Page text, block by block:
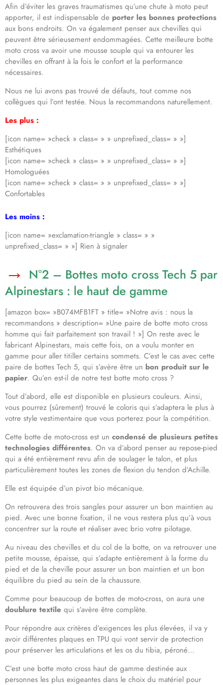
Afin d’éviter les graves traumatismes qu’une chute à moto peut
apporter, il est indispensable de porter les bonnes protections
aux bons endroits. On va également penser aux chevilles qui
peuvent être sérieusement endommagées. Cette meilleure botte
moto cross va avoir une mousse souple qui va entourer les
chevilles en offrant à la fois le confort et la performance
nécessaires.
Nous ne lui avons pas trouvé de défauts, tout comme nos
collègues qui l’ont testée. Nous la recommandons naturellement.
Les plus :
[icon name= »check » class= » » unprefixed_class= » »]
Esthétiques
[icon name= »check » class= » » unprefixed_class= » »]
Homologuées
[icon name= »check » class= » » unprefixed_class= » »]
Confortables
Les moins :
[icon name= »exclamation-triangle » class= » »
unprefixed_class= » »] Rien à signaler
N°2 – Bottes moto cross Tech 5 par
Alpinestars : le haut de gamme
[amazon box= »B074MFB1FT » title= »Notre avis : nous la
recommandons » description= »Une paire de botte moto cross
homme qui fait parfaitement son travail ! »] On reste avec le
fabricant Alpinestars, mais cette fois, on a voulu monter en
gamme pour aller titiller certains sommets. C’est le cas avec cette
paire de bottes Tech 5, qui s’avère être un bon produit sur le
papier. Qu’en est-il de notre test botte moto cross ?
Tout d’abord, elle est disponible en plusieurs couleurs. Ainsi,
vous pourrez (sûrement) trouvé le coloris qui s’adaptera le plus à
votre style vestimentaire que vous porterez pour la compétition.
Cette botte de moto-cross est un condensé de plusieurs petites
technologies différentes. On va d’abord penser au repose-pied
qui a été entièrement revu afin de soulager le talon, et plus
particulièrement toutes les zones de flexion du tendon d’Achille.
Elle est équipée d’un pivot bio mécanique.
On retrouvera des trois sangles pour assurer un bon maintien au
pied. Avec une bonne fixation, il ne vous restera plus qu’à vous
concentrer sur la route et réaliser avec brio votre pilotage.
Au niveau des chevilles et du col de la botte, on va retrouver une
petite mousse, épaisse, qui s’adapte entièrement à la forme du
pied et de la cheville pour assurer un bon maintien et un bon
équilibre du pied au sein de la chaussure.
Comme pour beaucoup de bottes de moto-cross, on aura une
doublure textile qui s’avère être complète.
Pour répondre aux critères d’exigences les plus élevées, il va y
avoir différentes plaques en TPU qui vont servir de protection
pour préserver les articulations et les os du tibia, péroné…
C’est une botte moto cross haut de gamme destinée aux
personnes les plus exigeantes dans le choix du matériel pour